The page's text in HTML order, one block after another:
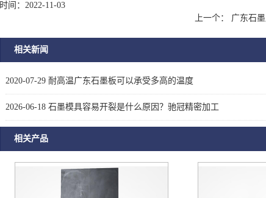
时间：2022-11-03
上一个：
广东石
相关新闻
2020-07-29 耐高温广东石墨板可以承受多高的温度
2026-06-18 石墨模具容易开裂是什么原因？驰冠精密加工
相关产品